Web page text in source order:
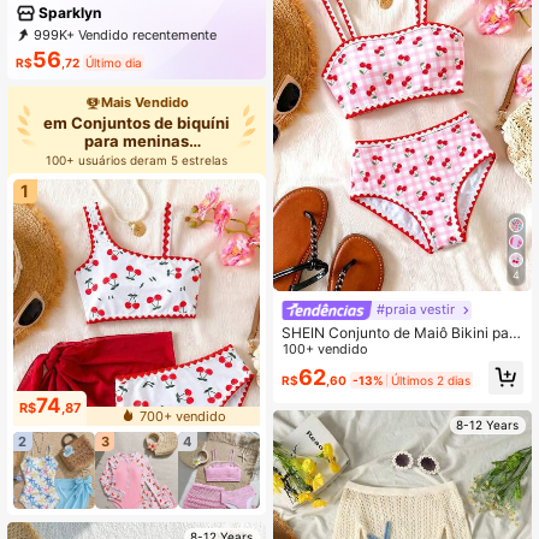
Sparklyn
999K+ Vendido recentemente
500K+ Compra recorrente
134K Assinatura
R$56 ,72 Último dia
Mais Vendido
em Conjuntos de biquíni
para meninas
adolescentes
100+ usuários deram 5 estrelas
1
R$74,87
700+ vendido
2
3 4
4
#praia vestir
SHEIN Conjunto de Maiô Bikini para
Meninas Pré-Adolescentes, Estamp
a Xadrez Rosa e Branco com Estam
pa de Cereja Vermelha, Top com Ac
aixo Triângulo de Cintura Alta, 2 pe
ças, Tecido de Malha, Moda, Casua
l, Elegante, Adequado para Nataçã
o, Férias de Verão, Praia, Piscina, F
esta, Feriado
100+ vendido
R$62 ,60 -13% Últimos 2 dias
8-12 Years